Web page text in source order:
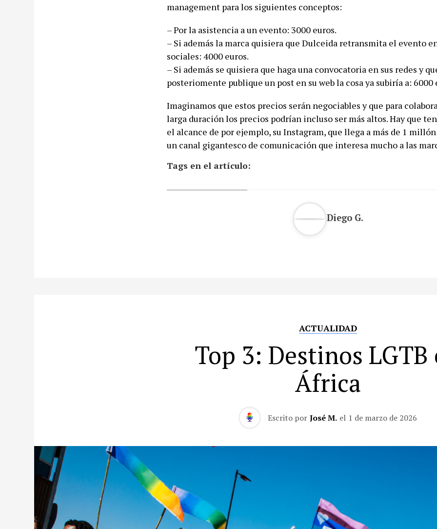
management para los siguientes conceptos:
– Por la asistencia a un evento: 3000 euros.
– Si además la marca quisiera que Dulceida retransmita el evento
sociales: 4000 euros.
– Si además se quisiera que haga una convocatoria en sus redes y
posteriomente publique un post en su web la cosa ya subiría a: 6000
Imaginamos que estos precios serán negociables y que para
larga duración los precios podrían incluso ser más altos. Hay que
el alcance de por ejemplo, su Instagram, que llega a más de 1
un canal gigantesco de comunicación que interesa mucho a las
Tags en el artículo:
Diego G.
ACTUALIDAD
Top 3: Destinos LGTB
África
Escrito por José M. el 1 de marzo de 2026